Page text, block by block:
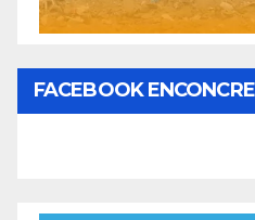
FACEBOOK